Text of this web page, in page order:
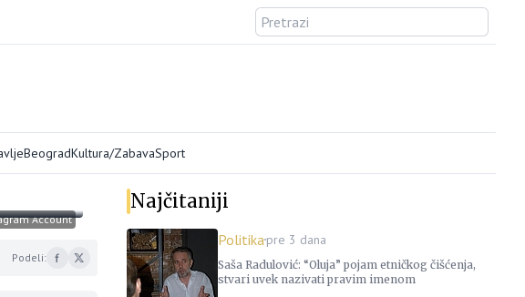
BeogradKultura/ZabavaSport
Account
Podeli:
Najčitaniji
Politikapre 3 dana
Saša Radulović: “Oluja” pojam etničkog čišćenja,
stvari uvek nazivati pravim imenom